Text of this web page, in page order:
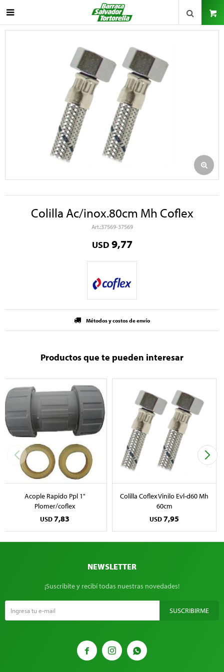

Colilla Ac/inox.80cm Mh Coflex
37569-37569
USD 9,77
Métodos y costos de envío
Productos que te pueden interesar
Acople Rapido Ppl 1"
Plomer/coflex
USD7,83
Colilla Coflex Vinilo Evl-d60 Mh
60cm
USD7,95
  
NEWSLETTER
¡Suscribite y recibí todas nuestras novedades!
SUSCRIBIRME